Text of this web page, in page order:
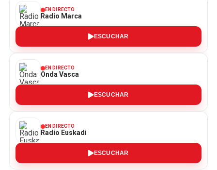
EN DIRECTO
Radio Marca
ESCUCHAR
EN DIRECTO
Onda Vasca
ESCUCHAR
EN DIRECTO
Radio Euskadi
ESCUCHAR